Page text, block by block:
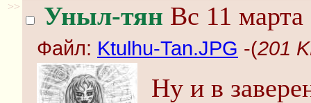
>> Уныл-тян Вс 11
Файл: Ktulhu-Tan.JPG -(201
Ну и в